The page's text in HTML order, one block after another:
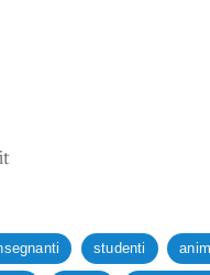
studenti